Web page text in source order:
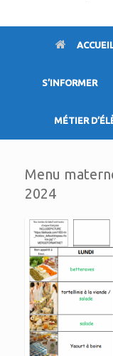
S’INFORMER
MÉTIER
Menu
2024